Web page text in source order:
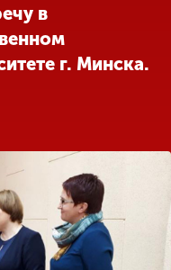
в
г. Минска.